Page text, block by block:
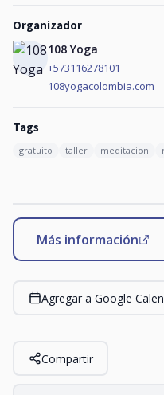
Organizador
108 Yoga
+573116278101
108yogacolombia.com
Tags
gratuito taller meditacion
Más información
Agregar a Google
Compartir